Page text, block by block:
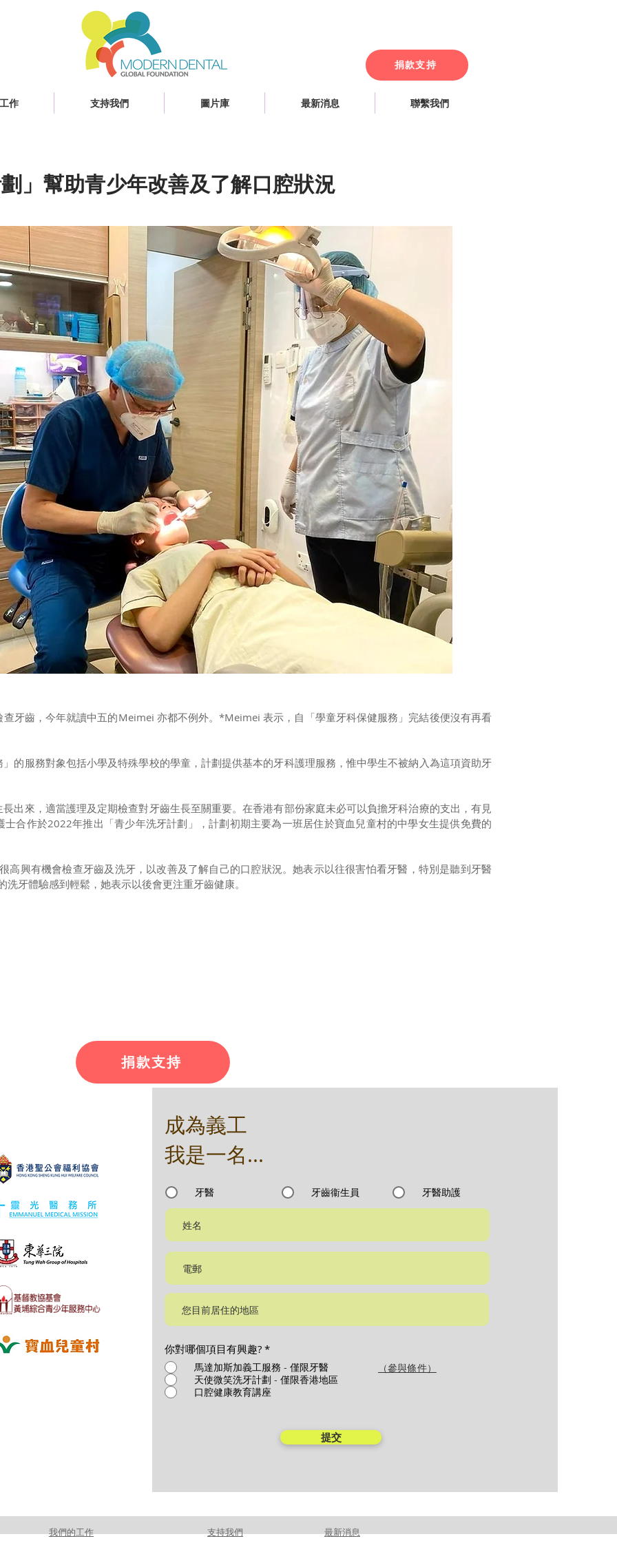
捐款支持
作 支持我們 圖片庫 最新消息 聯繫我們
」幫助青少年改善及了解口腔狀況
牙齒，今年就讀中五的Meimei 亦都不例外。*Meimei 表示，自「學童牙科保健服務」完結後便沒有再看
的服務對象包括小學及特殊學校的學童，計劃提供基本的牙科護理服務，惟中學生不被納入為這項資助牙
出來，適當護理及定期檢查對牙齒生長至關重要。在香港有部份家庭未必可以負擔牙科治療的支出，有見
合作於2022年推出「青少年洗牙計劃」，計劃初期主要為一班居住於寶血兒童村的中學女生提供免費的
高興有機會檢查牙齒及洗牙，以改善及了解自己的口腔狀況。她表示以往很害怕看牙醫，特別是聽到牙醫
牙體驗感到輕鬆，她表示以後會更注重牙齒健康。
捐款支持
成為義工
我是一名...
牙醫 牙齒衞生員 牙醫助護
你對哪個項目有興趣? *必
馬達加斯加義工服務 - 僅限牙醫
天使微笑洗牙計劃 - 僅限香港地區
口腔健康教育講座
（參與條件）
提交
我們的工作 支持我們 ​最新消息